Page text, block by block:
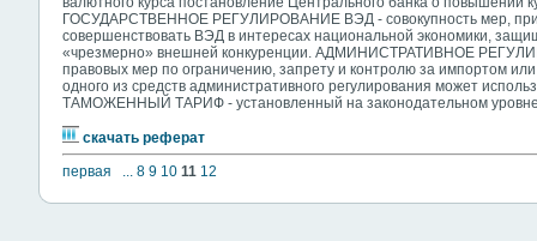
ГОСУДАРСТВЕННОЕ РЕГУЛИРОВАНИЕ ВЭД - совокупность мер,
совершенствовать ВЭД в интересах национальной экономики,
«чрезмерно» внешней конкуренции. АДМИНИСТРАТИВНОЕ
правовых мер по ограничению, запрету и контролю за импортом
одного из средств административного регулирования может
ТАМОЖЕННЫЙ ТАРИФ - установленный на законодательном
скачать реферат
первая
... 8 9 10 11 12